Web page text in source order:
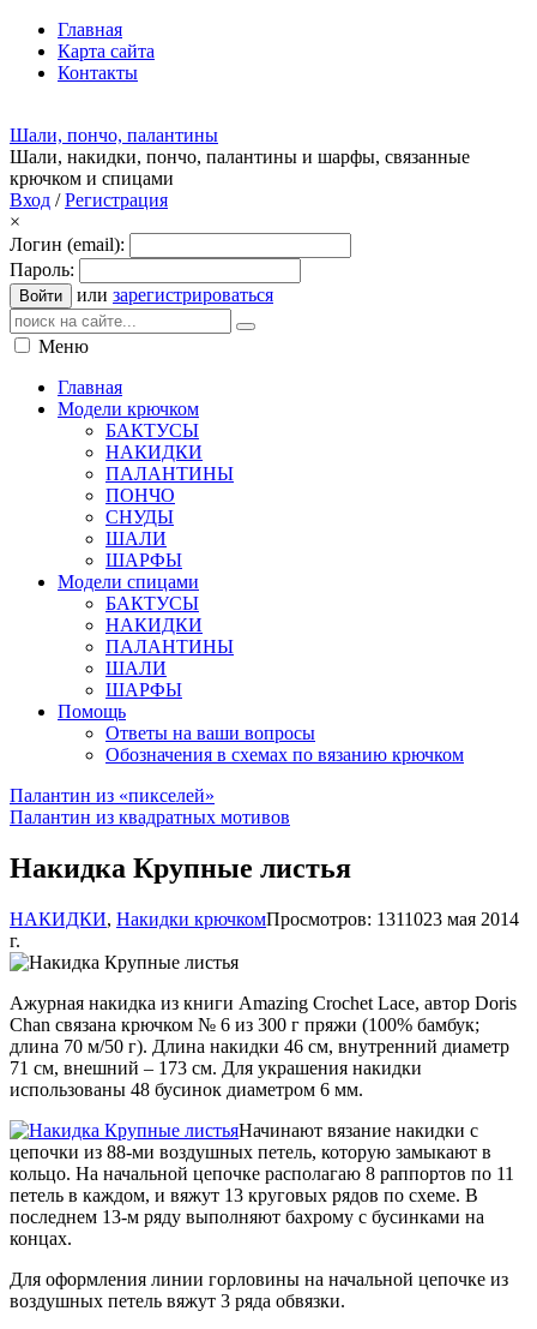
Главная
Карта сайта
Контакты
Шали, пончо, палантины
Шали, накидки, пончо, палантины и шарфы, связанные
крючком и спицами
Вход /Регистрация
×
Логин (email):
Пароль:
Войти или зарегистрироваться
Меню
Главная
Модели крючком
БАКТУСЫ
НАКИДКИ
ПАЛАНТИНЫ
ПОНЧО
СНУДЫ
ШАЛИ
ШАРФЫ
Модели спицами
БАКТУСЫ
НАКИДКИ
ПАЛАНТИНЫ
ШАЛИ
ШАРФЫ
Помощь
Ответы на ваши вопросы
Обозначения в схемах по вязанию крючком
Палантин из «пикселей»
Палантин из квадратных мотивов
Накидка Крупные листья
НАКИДКИ, Накидки крючкомПросмотров: 1311023 мая 2014
г.
Ажурная накидка из книги Amazing Crochet Lace, автор Doris
Chan связана крючком № 6 из 300 г пряжи (100% бамбук;
длина 70 м/50 г). Длина накидки 46 см, внутренний диаметр
71 см, внешний – 173 см. Для украшения накидки
использованы 48 бусинок диаметром 6 мм.
Начинают вязание накидки с
цепочки из 88-ми воздушных петель, которую замыкают в
кольцо. На начальной цепочке располагаю 8 раппортов по 11
петель в каждом, и вяжут 13 круговых рядов по схеме. В
последнем 13-м ряду выполняют бахрому с бусинками на
концах.
Для оформления линии горловины на начальной цепочке из
воздушных петель вяжут 3 ряда обвязки.